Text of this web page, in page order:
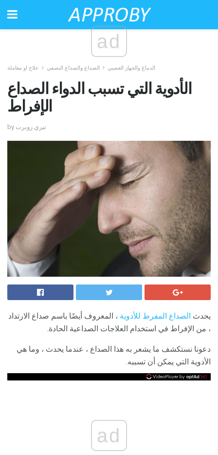
ad
الدماغ والجهاز العصبي الصداع والصداع النصفي علاج او معاملة
الأدوية التي تسبب الدواء الصداع
الإفراط
by تيري روبرت
يحدث الصداع المفرط للأدوية ، المعروف أيضًا باسم صداع الارتداد
، من الإفراط في استخدام العلاجات الصداعية الحادة.
دعونا نستكشف ما يشعر به هذا الصداع ، عندما يحدث ، وما هي
الأدوية التي يمكن أن تسببه.
ad